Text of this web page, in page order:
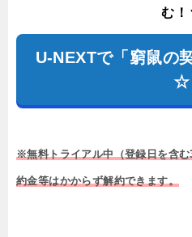
む
U-NEXTで「窮鼠の
☆
※無料トライアル中（登録日を含
約金等はかからず解約できます。